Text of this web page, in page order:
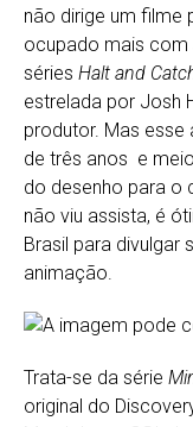
não dirige um filme
ocupado mais com
séries Halt and
estrelada por Josh
produtor. Mas
de três anos e
do desenho para o
não viu assista, é
Brasil para divulgar
animação.
Trata-se da série
original do